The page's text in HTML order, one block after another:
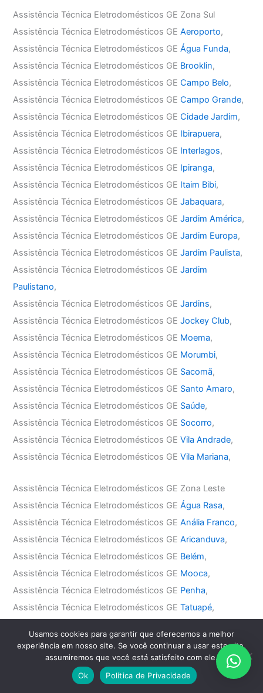
Assistência Técnica Eletrodomésticos GE Zona Sul
Assistência Técnica Eletrodomésticos GEAeroporto,
Assistência Técnica Eletrodomésticos GEÁgua Funda,
Assistência Técnica Eletrodomésticos GE Brooklin,
Assistência Técnica Eletrodomésticos GECampo Belo,
Assistência Técnica Eletrodomésticos GECampo Grande,
Assistência Técnica Eletrodomésticos GECidade Jardim,
Assistência Técnica Eletrodomésticos GE Ibirapuera,
Assistência Técnica Eletrodomésticos GE Interlagos,
Assistência Técnica Eletrodomésticos GE Ipiranga,
Assistência Técnica Eletrodomésticos GE Itaim Bibi,
Assistência Técnica Eletrodomésticos GEJabaquara,
Assistência Técnica Eletrodomésticos GEJardim América,
Assistência Técnica Eletrodomésticos GEJardim Europa,
Assistência Técnica Eletrodomésticos GEJardim Paulista,
Assistência Técnica Eletrodomésticos GEJardim
Paulistano,
Assistência Técnica Eletrodomésticos GEJardins,
Assistência Técnica Eletrodomésticos GEJockey Club,
Assistência Técnica Eletrodomésticos GE Moema,
Assistência Técnica Eletrodomésticos GE Morumbi,
Assistência Técnica Eletrodomésticos GE Sacomã,
Assistência Técnica Eletrodomésticos GE Santo Amaro,
Assistência Técnica Eletrodomésticos GE Saúde,
Assistência Técnica Eletrodomésticos GE Socorro,
Assistência Técnica Eletrodomésticos GEVila Andrade,
Assistência Técnica Eletrodomésticos GEVila Mariana,
Assistência Técnica Eletrodomésticos GE Zona Leste
Assistência Técnica Eletrodomésticos GEÁgua Rasa,
Assistência Técnica Eletrodomésticos GEAnália Franco,
Assistência Técnica Eletrodomésticos GEAricanduva,
Assistência Técnica Eletrodomésticos GE Belém,
Assistência Técnica Eletrodomésticos GE Mooca,
Assistência Técnica Eletrodomésticos GE Penha,
Assistência Técnica Eletrodomésticos GETatuapé,
Assistência Técnica Eletrodomésticos GE Vila Formosa,
Assistência Técnica Eletrodomésticos GEVila Matilde ,
Assistência Técnica Eletrodomésticos GEVila Prudente
Usamos cookies para garantir que oferecemos a melhor
experiência em nosso site. Se você continuar a usar este site,
assumiremos que você está satisfeito com ele.
Ok
Política de Privacidade